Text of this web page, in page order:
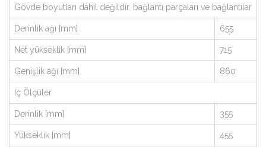
Gövde boyutları dahil değildir. bağlantı parçaları ve bağlantılar
Derinlik ağı [mm] 655
Net yükseklik [mm] 715
Genişlik ağı [mm] 860
İç Ölçüler
Derinlik [mm] 355
Yükseklik [mm] 455